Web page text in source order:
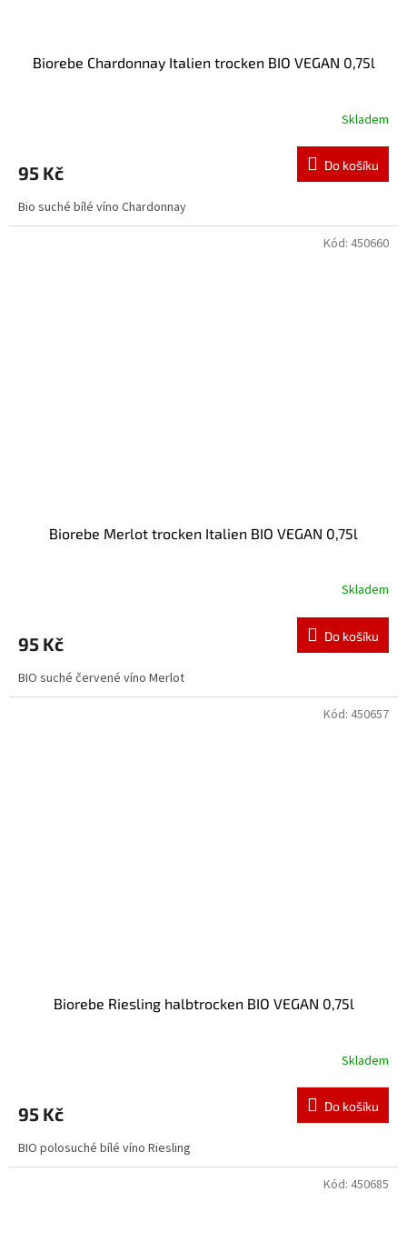
Biorebe Chardonnay Italien trocken BIO VEGAN 0,75l
Skladem
95 Kč Do košíku
Bio suché bílé víno Chardonnay
Biorebe Merlot trocken Italien BIO VEGAN 0,75l
Skladem
95 Kč Do košíku
BIO suché červené víno Merlot
Kód: 450660
Biorebe Riesling halbtrocken BIO VEGAN 0,75l
Skladem
95 Kč Do košíku
BIO polosuché bílé víno Riesling
Kód: 450657
Kód: 450685